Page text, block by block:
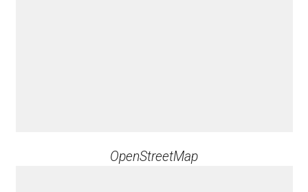
OpenStreetMap